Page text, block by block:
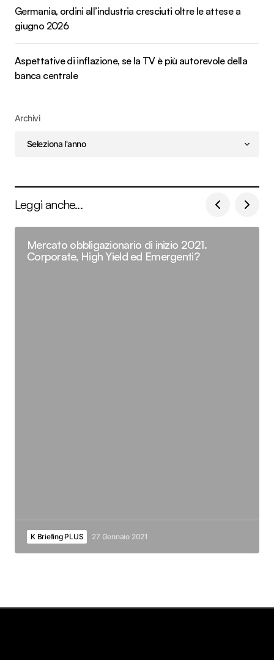
Germania, ordini all’industria cresciuti oltre le attese a
giugno 2026
Aspettative di inflazione, se la TV è più autorevole della
banca centrale
Archivi
Leggi anche...
Mercato obbligazionario di inizio 2021.
Corporate, High Yield ed Emergenti?
K Briefing PLUS 27 Gennaio 2021